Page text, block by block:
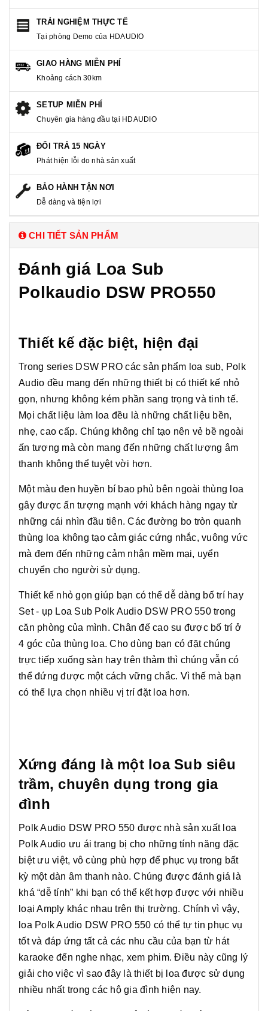
TRẢI NGHIỆM THỰC TẾ
Tại phòng Demo của HDAUDIO
GIAO HÀNG MIỄN PHÍ
Khoảng cách 30km
SETUP MIỄN PHÍ
Chuyên gia hàng đầu tại HDAUDIO
ĐỔI TRẢ 15 NGÀY
Phát hiện lỗi do nhà sản xuất
BẢO HÀNH TẬN NƠI
Dễ dàng và tiện lợi
CHI TIẾT SẢN PHẨM
Đánh giá Loa Sub
Polkaudio DSW PRO550
Thiết kế đặc biệt, hiện đại
Trong series DSW PRO các sản phẩm loa sub, Polk
Audio đều mang đến những thiết bị có thiết kế nhỏ
gọn, nhưng không kém phần sang trọng và tinh tế.
Mọi chất liệu làm loa đều là những chất liệu bền,
nhẹ, cao cấp. Chúng không chỉ tạo nên vẻ bề ngoài
ấn tượng mà còn mang đến những chất lượng âm
thanh không thể tuyệt vời hơn.
Một màu đen huyền bí bao phủ bên ngoài thùng loa
gây được ấn tượng mạnh với khách hàng ngay từ
những cái nhìn đầu tiên. Các đường bo tròn quanh
thùng loa không tạo cảm giác cứng nhắc, vuông vức
mà đem đến những cảm nhận mềm mại, uyển
chuyển cho người sử dụng.
Thiết kế nhỏ gọn giúp bạn có thể dễ dàng bố trí hay
Set - ụp Loa Sub Polk Audio DSW PRO 550 trong
căn phòng của mình. Chân đế cao su được bố trí ở
4 góc của thùng loa. Cho dùng bạn có đặt chúng
trực tiếp xuống sàn hay trên thảm thì chúng vẫn có
thể đứng được một cách vững chắc. Vì thế mà bạn
có thể lựa chọn nhiều vị trí đặt loa hơn.
Xứng đáng là một loa Sub siêu
trầm, chuyên dụng trong gia
đình
Polk Audio DSW PRO 550 được nhà sản xuất loa
Polk Audio ưu ái trang bị cho những tính năng đặc
biệt ưu việt, vô cùng phù hợp để phục vụ trong bất
kỳ một dàn âm thanh nào. Chúng được đánh giá là
khá “dễ tính” khi bạn có thể kết hợp được với nhiều
loại Amply khác nhau trên thị trường. Chính vì vậy,
loa Polk Audio DSW PRO 550 có thể tự tin phục vụ
tốt và đáp ứng tất cả các nhu cầu của bạn từ hát
karaoke đến nghe nhạc, xem phim. Điều này cũng lý
giải cho việc vì sao đây là thiết bị loa được sử dụng
nhiều nhất trong các hộ gia đình hiện nay.